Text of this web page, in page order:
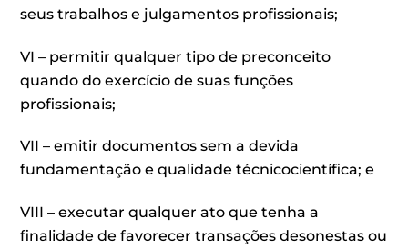
seus trabalhos e julgamentos profissionais;
VI – permitir qualquer tipo de preconceito
quando do exercício de suas funções
profissionais;
VII – emitir documentos sem a devida
fundamentação e qualidade técnicocientífica; e
VIII – executar qualquer ato que tenha a
finalidade de favorecer transações desonestas ou